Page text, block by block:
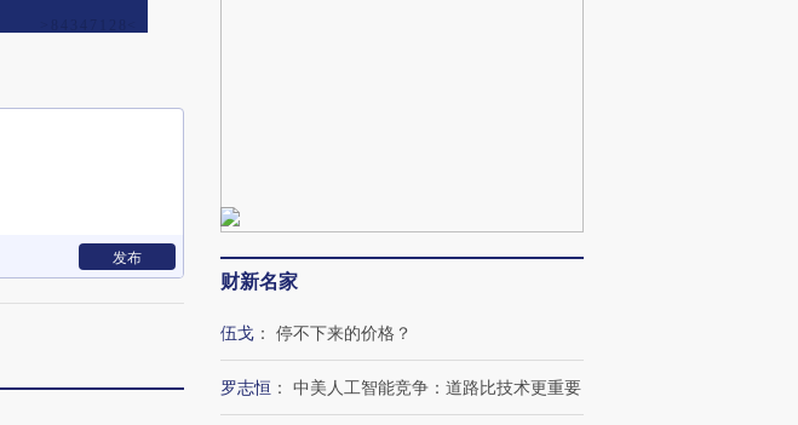
发布
财新名家
伍戈 ： 停不下来的价格？
罗志恒 ： 中美人工智能竞争：道路比技术更重要